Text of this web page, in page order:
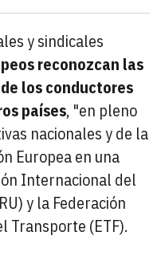
y sindicales
reconozcan las
los conductores
países, "en pleno
nacionales y de la
Europea en una
Internacional del
y la Federación
Transporte (ETF).